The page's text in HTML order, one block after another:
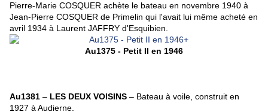
Pierre-Marie COSQUER achète le bateau en novembre 1940 à
Jean-Pierre COSQUER de Primelin qui l'avait lui même acheté en
avril 1934 à Laurent JAFFRY d'Esquibien.
Au1375 - Petit II en 1946
Au1381 – LES DEUX VOISINS – Bateau à voile, construit en
1927 à Audierne.